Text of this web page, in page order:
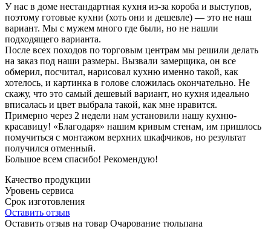
У нас в доме нестандартная кухня из-за короба и выступов,
поэтому готовые кухни (хоть они и дешевле) — это не наш
вариант. Мы с мужем много где были, но не нашли
подходящего варианта.
После всех походов по торговым центрам мы решили делать
на заказ под наши размеры. Вызвали замерщика, он все
обмерил, посчитал, нарисовал кухню именно такой, как
хотелось, и картинка в голове сложилась окончательно. Не
скажу, что это самый дешевый вариант, но кухня идеально
вписалась и цвет выбрала такой, как мне нравится.
Примерно через 2 недели нам установили нашу кухню-
красавицу! «Благодаря» нашим кривым стенам, им пришлось
помучиться с монтажом верхних шкафчиков, но результат
получился отменный.
Большое всем спасибо! Рекомендую!
Качество продукции
Уровень сервиса
Срок изготовления
Оставить отзыв
Оставить отзыв на товар Очарование тюльпана